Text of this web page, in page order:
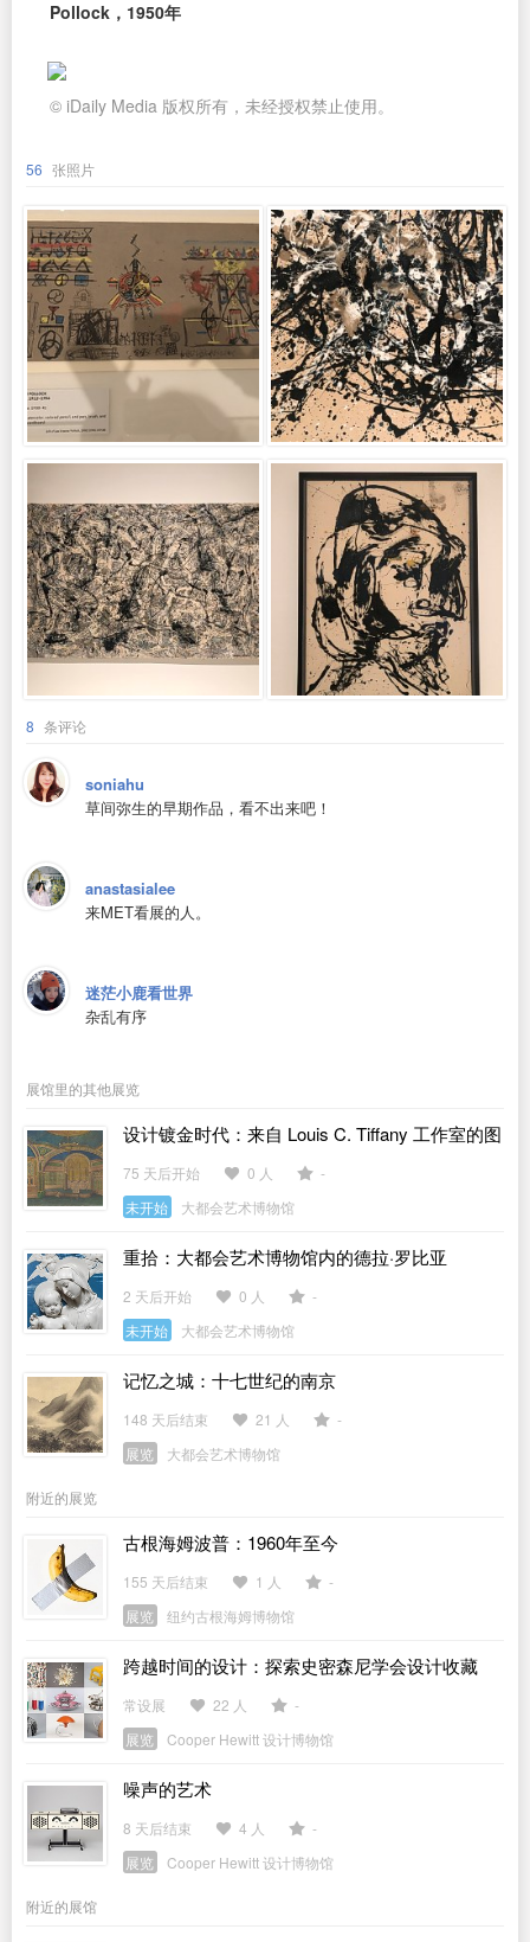
Pollock，1950年
© iDaily Media 版权所有，未经授权禁止使用。
56 张照片
8 条评论
soniahu
草间弥生的早期作品，看不出来吧！
anastasialee
来MET看展的人。
迷茫小鹿看世界
杂乱有序
展馆里的其他展览
设计镀金时代：来自 Louis C. Tiffany 工作室的图
稿
75 天后开始 0 人
-
未开始
大都会艺术博物馆
重拾：大都会艺术博物馆内的德拉·罗比亚
2 天后开始 0 人
-
未开始
大都会艺术博物馆
记忆之城：十七世纪的南京
148 天后结束 21 人
-
展览
大都会艺术博物馆
附近的展览
古根海姆波普：1960年至今
155 天后结束 1 人
-
展览
纽约古根海姆博物馆
跨越时间的设计：探索史密森尼学会设计收藏
常设展 22 人
-
展览
Cooper Hewitt 设计博物馆
噪声的艺术
8 天后结束 4 人
-
展览
Cooper Hewitt 设计博物馆
附近的展馆